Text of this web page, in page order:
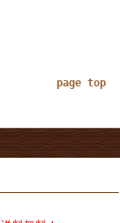
page top